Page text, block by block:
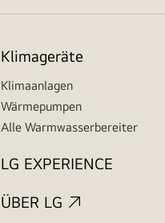
Klimageräte
Klimaanlagen
Wärmepumpen
Alle Warmwasserbereiter
LG EXPERIENCE
ÜBER LG